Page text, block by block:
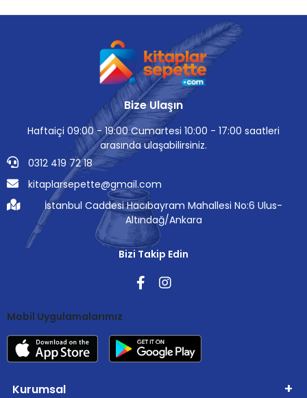
Bize Ulaşın
Haftaiçi 09:00 - 19:00 Cumartesi 10:00 - 17:00 saatleri
arasında ulaşabilirsiniz.
0312 419 72 18
kitaplarsepette@gmail.com
İstanbul Caddesi Hacıbayram Mahallesi No:6 Ulus-
Altındağ/Ankara
Bizi Takip Edin
Mobil Uygulamalarımız
Kurumsal